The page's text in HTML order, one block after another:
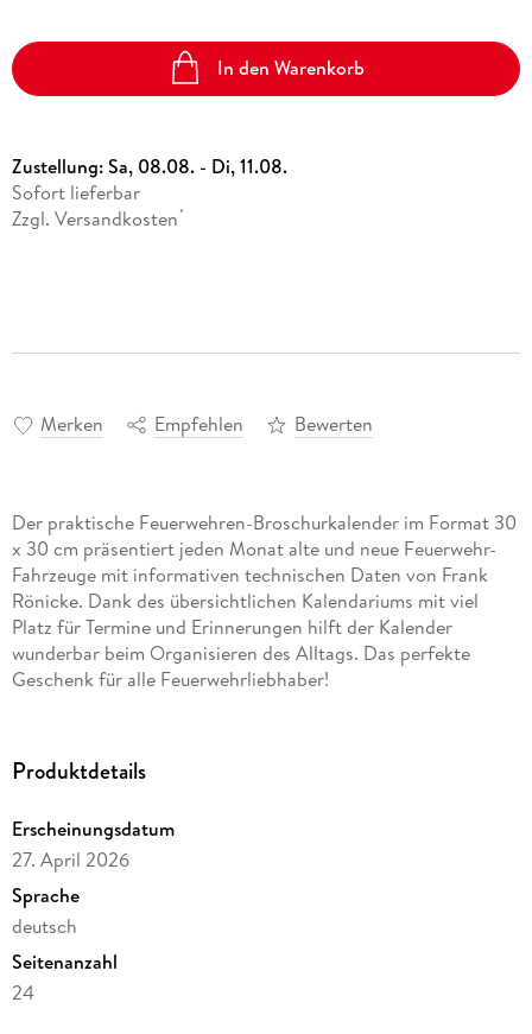
In den Warenkorb
Zustellung:Sa, 08.08. - Di, 11.08.
Sofort lieferbar
Zzgl. Versandkosten *
Merken Empfehlen Bewerten
Der praktische Feuerwehren-Broschurkalender im Format 30
x 30 cm präsentiert jeden Monat alte und neue Feuerwehr-
Fahrzeuge mit informativen technischen Daten von Frank
Rönicke. Dank des übersichtlichen Kalendariums mit viel
Platz für Termine und Erinnerungen hilft der Kalender
wunderbar beim Organisieren des Alltags. Das perfekte
Geschenk für alle Feuerwehrliebhaber!
Produktdetails
Erscheinungsdatum
27. April 2026
Sprache
deutsch
Seitenanzahl
24